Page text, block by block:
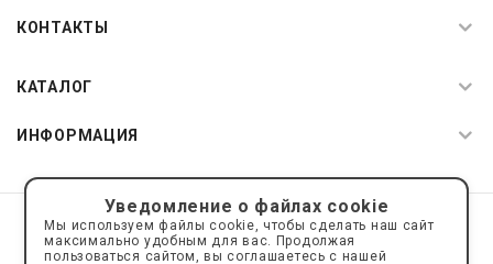
КОНТАКТЫ
КАТАЛОГ
ИНФОРМАЦИЯ
© 2019—2026 Интернет пространство АкваРос
sale@a-ros.ru
Политика конфиденциальности
Политика обработки персональных данных
Уведомление о файлах cookie
Мы используем файлы cookie, чтобы сделать наш сайт
максимально удобным для вас. Продолжая
пользоваться сайтом, вы соглашаетесь с нашей